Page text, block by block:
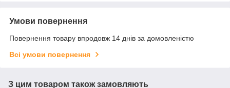
Умови повернення
Повернення товару впродовж 14 днів за домовленістю
Всі умови повернення
З цим товаром також замовляють